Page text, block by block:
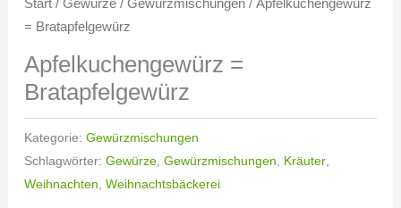
Start/ Gewürze/ Gewürzmischungen/ Apfelkuchengewürz
= Bratapfelgewürz
Apfelkuchengewürz =
Bratapfelgewürz
Kategorie: Gewürzmischungen
Schlagwörter: Gewürze, Gewürzmischungen Kräuter,
Weihnachten Weihnachtsbäckerei